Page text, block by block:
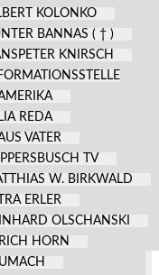
KOLONKO
BANNAS ( † )
KNIRSCH
REDA
VATER
TV
W. BIRKWALD
ERLER
OLSCHANSKI
HORN